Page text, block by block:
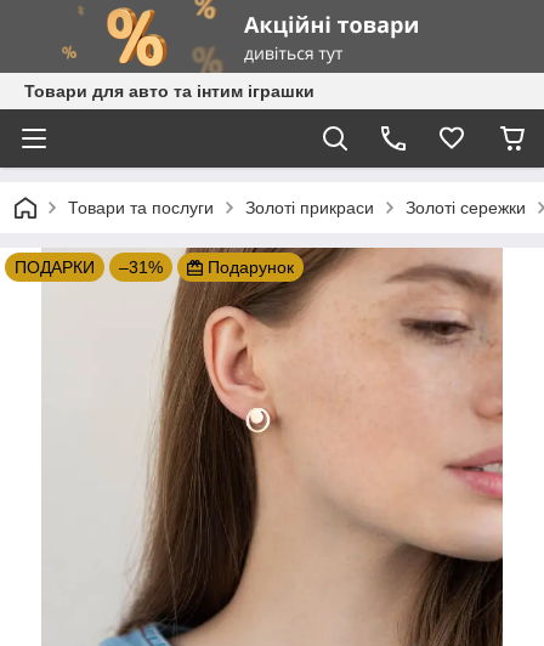
Товари для авто та інтим іграшки
Товари та послуги Золоті прикраси Золоті сережки
ПОДАРКИ –31% Подарунок